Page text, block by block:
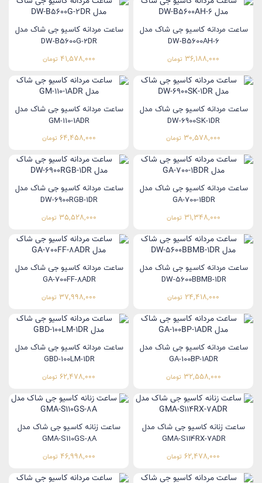
ساعت مردانه کاسیو جی شاک مدل
DW-B5600AH-6
36,188,000 تومان
ساعت مردانه کاسیو جی شاک مدل
DW-B5600G-2DR
41,578,000 تومان
ساعت مردانه کاسیو جی شاک مدل
DW-6900SK-1DR
30,578,000 تومان
ساعت مردانه کاسیو جی شاک مدل
GM-110-1ADR
64,458,000 تومان
ساعت مردانه کاسیو جی شاک مدل
GA-700-1BDR
31,348,000 تومان
ساعت مردانه کاسیو جی شاک مدل
DW-6900RGB-1DR
35,528,000 تومان
ساعت مردانه کاسیو جی شاک مدل
DW-5600BBMB-1DR
24,418,000 تومان
ساعت مردانه کاسیو جی شاک مدل
GA-700FF-8ADR
37,998,000 تومان
ساعت مردانه کاسیو جی شاک مدل
GA-100BP-1ADR
32,558,000 تومان
ساعت مردانه کاسیو جی شاک مدل
GBD-100LM-1DR
62,478,000 تومان
ساعت زنانه کاسیو جی شاک مدل
GMA-S114RX-7ADR
62,478,000 تومان
ساعت زنانه کاسیو جی شاک مدل
GMA-S110GS-8A
46,998,000 تومان